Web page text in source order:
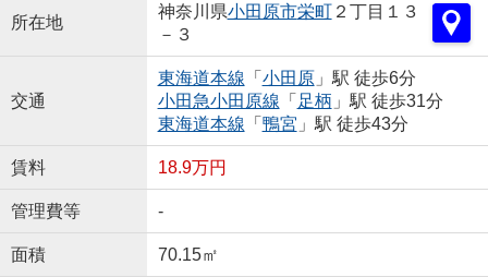
所在地
神奈川県小田原市栄町２丁目１３
－３
交通
東海道本線 「 小田原」駅 徒歩6分
小田急小田原線 「 足柄 」駅 徒歩31分
東海道本線 「 鴨宮 」駅 徒歩43分
賃料 18.9万円
管理費等 -
面積 70.15㎡